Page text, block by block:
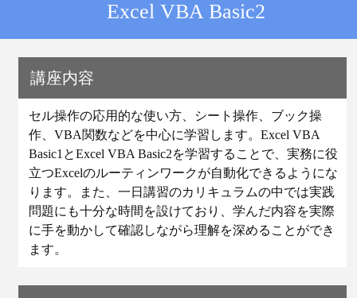
Excel VBA Basic2
講座内容
セル操作の応用的な使い方、シート操作、ブック操
作、VBA関数などを中心に学習します。Excel VBA
Basic1とExcel VBA Basic2を学習することで、実務に役
立つExcelのルーティンワークが自動化できるようにな
ります。また、一日講習のカリキュラムの中では実践
問題にも十分な時間を設けており、学んだ内容を実際
に手を動かして確認しながら理解を深めることができ
ます。